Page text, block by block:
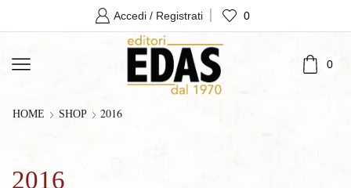
Accedi / Registrati 0
0
HOME SHOP 2016
2016